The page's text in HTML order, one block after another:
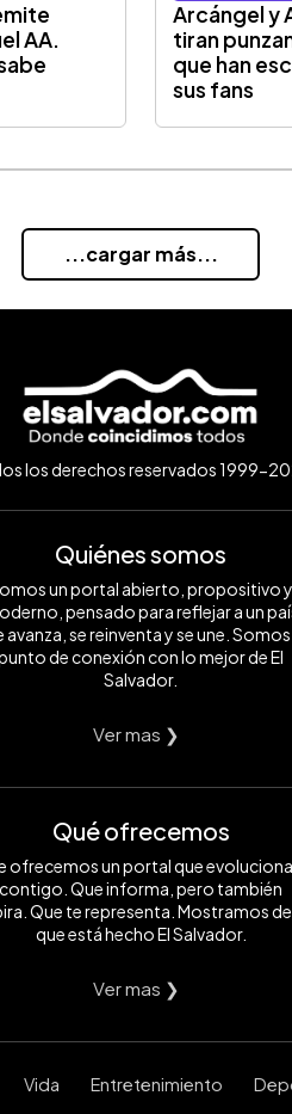
AA.
Arcángel y
tiran
que han
sus fans
...cargar más...
los derechos reservados 1999-
Quiénes somos
un portal abierto, propositivo y
pensado para reflejar a un
avanza, se reinventa y se une. Somos
de conexión con lo mejor de El
Salvador.
Ver mas ❯
Qué ofrecemos
ofrecemos un portal que evoluciona
contigo. Que informa, pero también
Que te representa. Mostramos
que está hecho El Salvador.
Ver mas ❯
Vida Entretenimiento